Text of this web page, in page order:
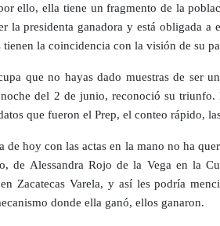
ello, ella tiene un fragmento de la
la presidenta ganadora y está obligada a
tienen la coincidencia con la visión de su
que no hayas dado muestras de ser
noche del 2 de junio, reconoció su
que fueron el Prep, el conteo rápido,
de hoy con las actas en la mano no ha
de Alessandra Rojo de la Vega en la
Zacatecas Varela, y así les podría
donde ella ganó, ellos ganaron.